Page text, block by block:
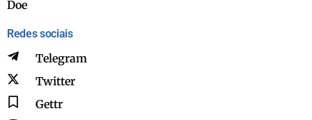
Doe
Redes sociais
Telegram
Twitter
Gettr